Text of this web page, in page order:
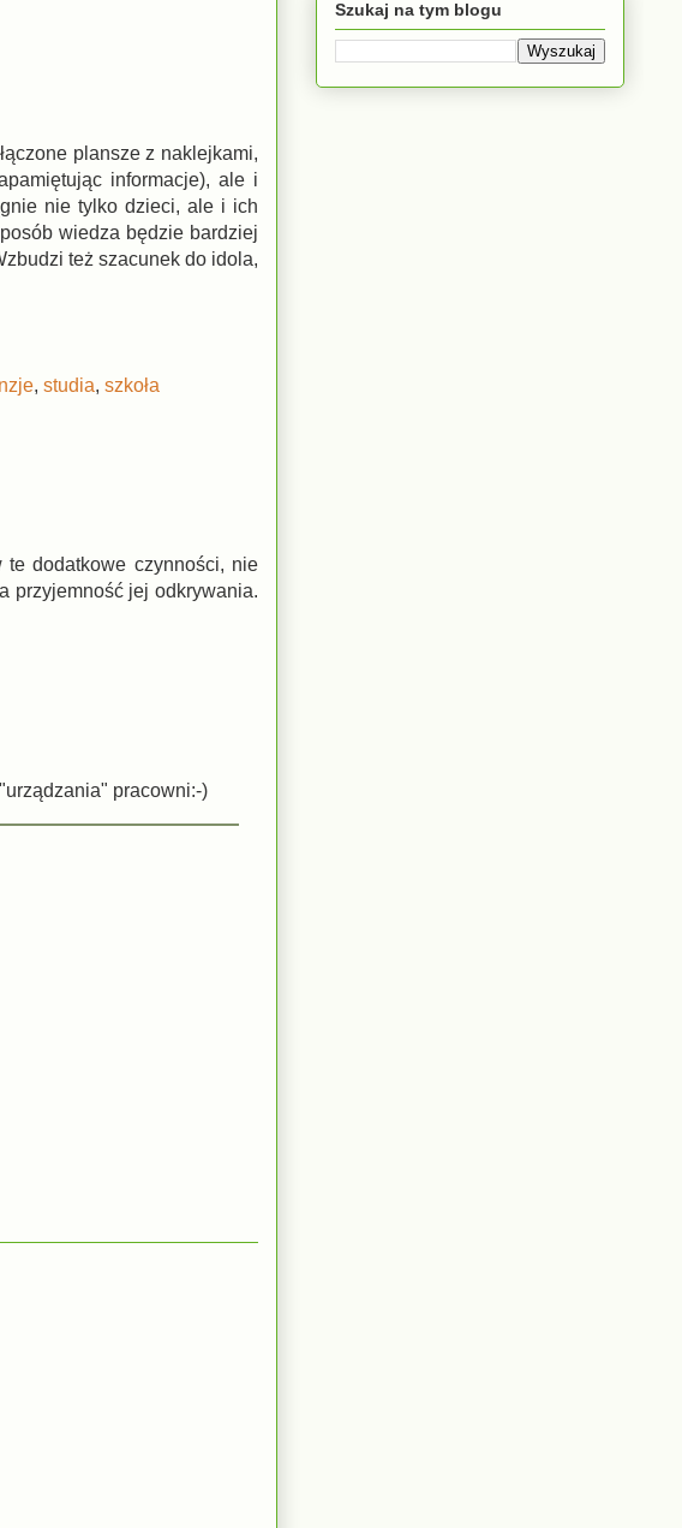
plansze z naklejkami,
informacje), ale i
nie tylko dzieci, ale i ich
wiedza będzie bardziej
też szacunek do idola,
, studia, szkoła
dodatkowe czynności, nie
przyjemność jej odkrywania.
pracowni:-)
Szukaj na tym blogu